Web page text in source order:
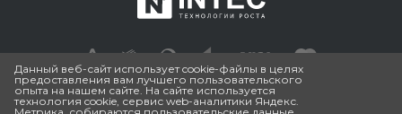
© 2026 ESTRADA PRO, Зарегистрированный товарный знак.
Данный веб-сайт использует cookie-файлы в целях
предоставления вам лучшего пользовательского
опыта на нашем сайте. На сайте используется
технология cookie, сервис web-аналитики Яндекс.